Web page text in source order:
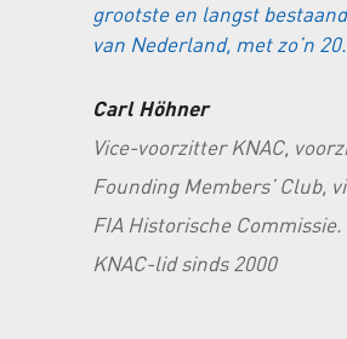
grootste en langst
van Nederland, met zo’n
Carl Höhner
Vice-voorzitter KNAC,
Founding Members’ Club,
FIA Historische Commissie.
KNAC-lid sinds 2000